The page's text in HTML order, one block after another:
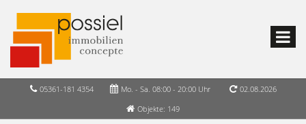
05361-181 4354 Mo. - Sa. 08:00 - 20:00 Uhr
02.08.2026
Objekte: 149